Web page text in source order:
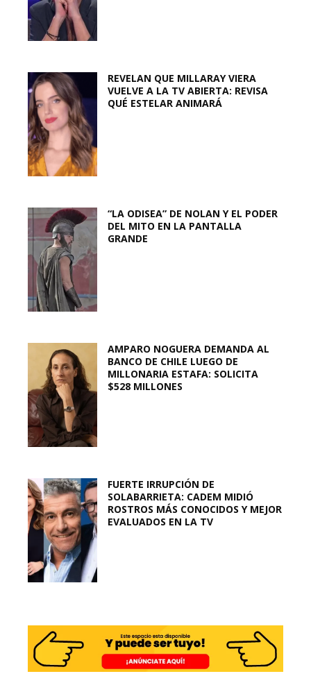
REVELAN QUE MILLARAY VIERA
VUELVE A LA TV ABIERTA: REVISA
QUÉ ESTELAR ANIMARÁ
“LA ODISEA” DE NOLAN Y EL PODER
DEL MITO EN LA PANTALLA
GRANDE
AMPARO NOGUERA DEMANDA AL
BANCO DE CHILE LUEGO DE
MILLONARIA ESTAFA: SOLICITA
$528 MILLONES
FUERTE IRRUPCIÓN DE
SOLABARRIETA: CADEM MIDIÓ
ROSTROS MÁS CONOCIDOS Y MEJOR
EVALUADOS EN LA TV